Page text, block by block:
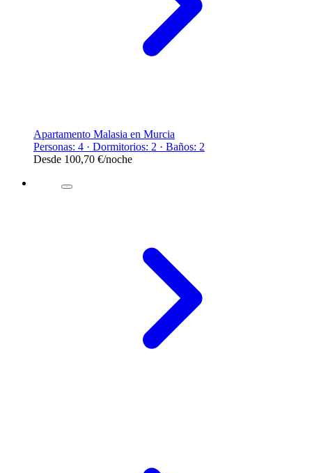
Apartamento Malasia en Murcia
Personas: 4 · Dormitorios: 2 · Baños: 2
Desde 100,70 €/noche